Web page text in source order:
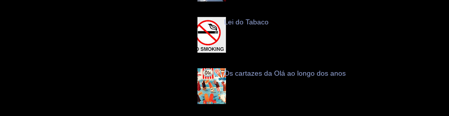
Lei do Tabaco
Os cartazes da Olá ao longo dos anos